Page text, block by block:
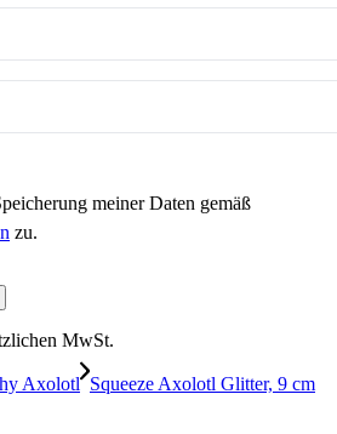
meiner Daten gemäß
zu.
MwSt.
Squeeze Axolotl Glitter, 9 cm